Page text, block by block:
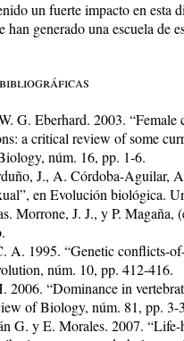
un fuerte impacto en esta
han generado una escuela de
G. Eberhard. 2003. “Female
a critical review of some
núm. 16, pp. 1-6.
J., A. Córdoba-Aguilar,
en Evolución biológica.
Morrone, J. J., y P. Magaña,
A. 1995. “Genetic conflicts-
núm. 10, pp. 412-416.
2006. “Dominance in
of Biology, núm. 81, pp. 3-
G. y E. Morales. 2007.